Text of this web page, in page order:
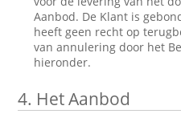
Aanbod. De Klant is
heeft geen recht op
van annulering door het
hieronder.
4. Het Aanbod